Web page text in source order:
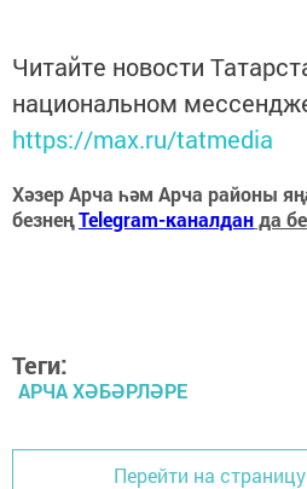
Читайте новости
национальном
https://max.ru/tatmedia
Хәзер Арча һәм Арча районы
безнеңTelegram-каналданда
Теги:
АРЧА ХӘБӘРЛӘРЕ
Перейти на